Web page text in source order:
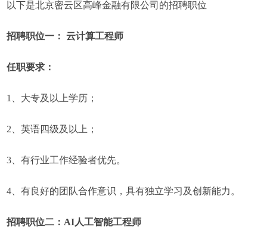
以下是北京密云区高峰金融有限公司的招聘职位
招聘职位一： 云计算工程师
任职要求：
1、大专及以上学历；
2、英语四级及以上；
3、有行业工作经验者优先。
4、有良好的团队合作意识，具有独立学习及创新能力。
招聘职位二：AI人工智能工程师